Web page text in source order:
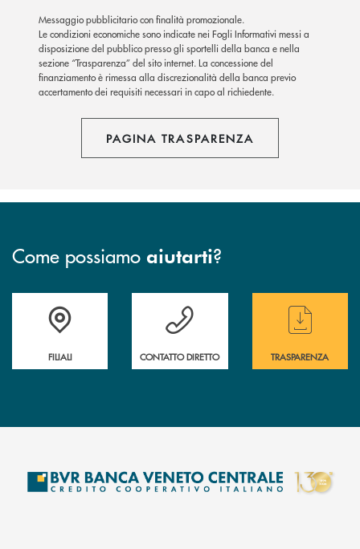
Messaggio pubblicitario con finalità promozionale.
Le condizioni economiche sono indicate nei Fogli Informativi messi a
disposizione del pubblico presso gli sportelli della banca e nella
sezione “Trasparenza” del sito internet.La concessione del
finanziamento è rimessa alla discrezionalità della banca previo
accertamento dei requisiti necessari in capo al richiedente.
PAGINA TRASPARENZA
Come possiamo aiutarti?
Trova la filiale più vicina a te
FILIALI
Hai bisogno di assistenza immediata ?
CONTATTO DIRETTO
Hai bisogno di
TRASPARENZA